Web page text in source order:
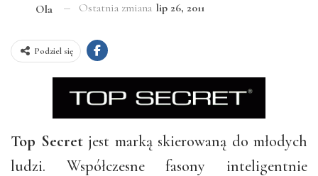
Ola Ostatnia zmiana lip 26, 2011
Podziel się
Top Secret jest marką skierowaną do młodych
ludzi. Współczesne fasony inteligentnie